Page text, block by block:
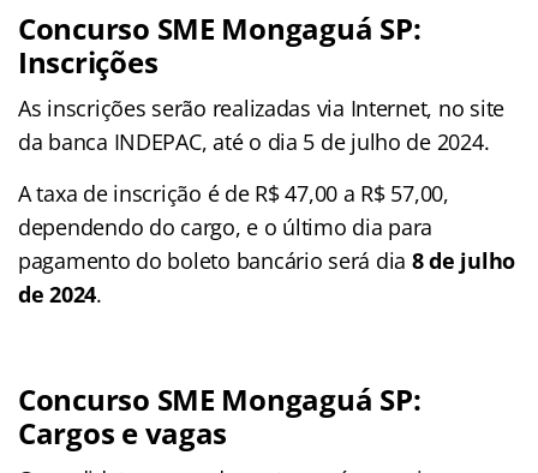
Concurso SME Mongaguá SP:
Inscrições
As inscrições serão realizadas via Internet, no site
da banca INDEPAC, até o dia 5 de julho de 2024.
A taxa de inscrição é de R$ 47,00 a R$ 57,00,
dependendo do cargo, e o último dia para
pagamento do boleto bancário será dia 8 de julho
de 2024.
Concurso SME Mongaguá SP:
Cargos e vagas